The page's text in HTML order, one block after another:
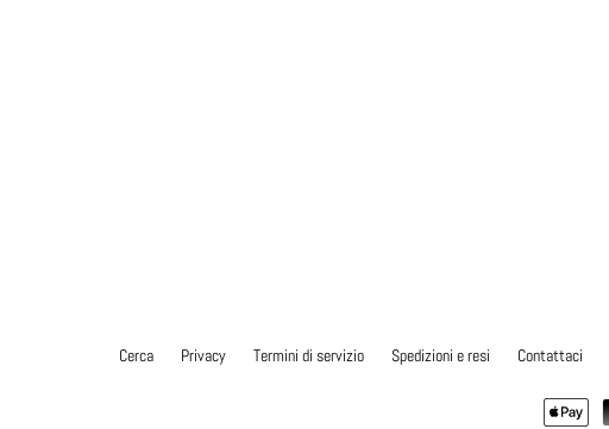
Cerca Privacy Termini di servizio Spedizioni e resi Contattaci